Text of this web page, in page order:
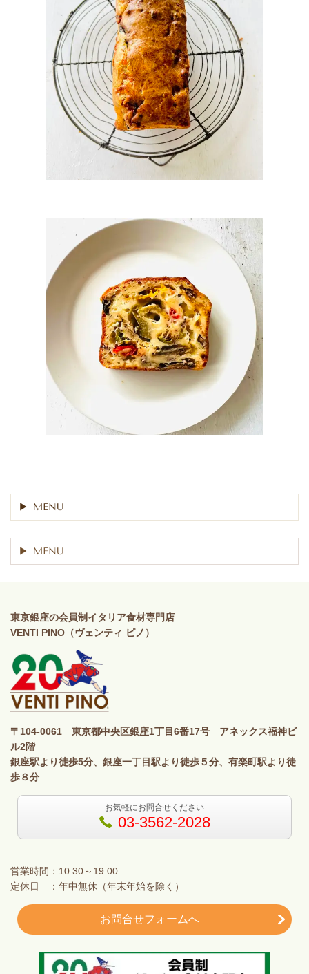
MENU
MENU
東京銀座の会員制イタリア食材専門店
VENTI PINO（ヴェンティ ピノ）
〒104-0061 東京都中央区銀座1丁目6番17号 アネックス福神ビ
ル2階
銀座駅より徒歩5分、銀座一丁目駅より徒歩５分、有楽町駅より徒
歩８分
お気軽にお問合せください
03-3562-2028
営業時間：10:30～19:00
定休日 ：年中無休（年末年始を除く）
お問合せフォームへ